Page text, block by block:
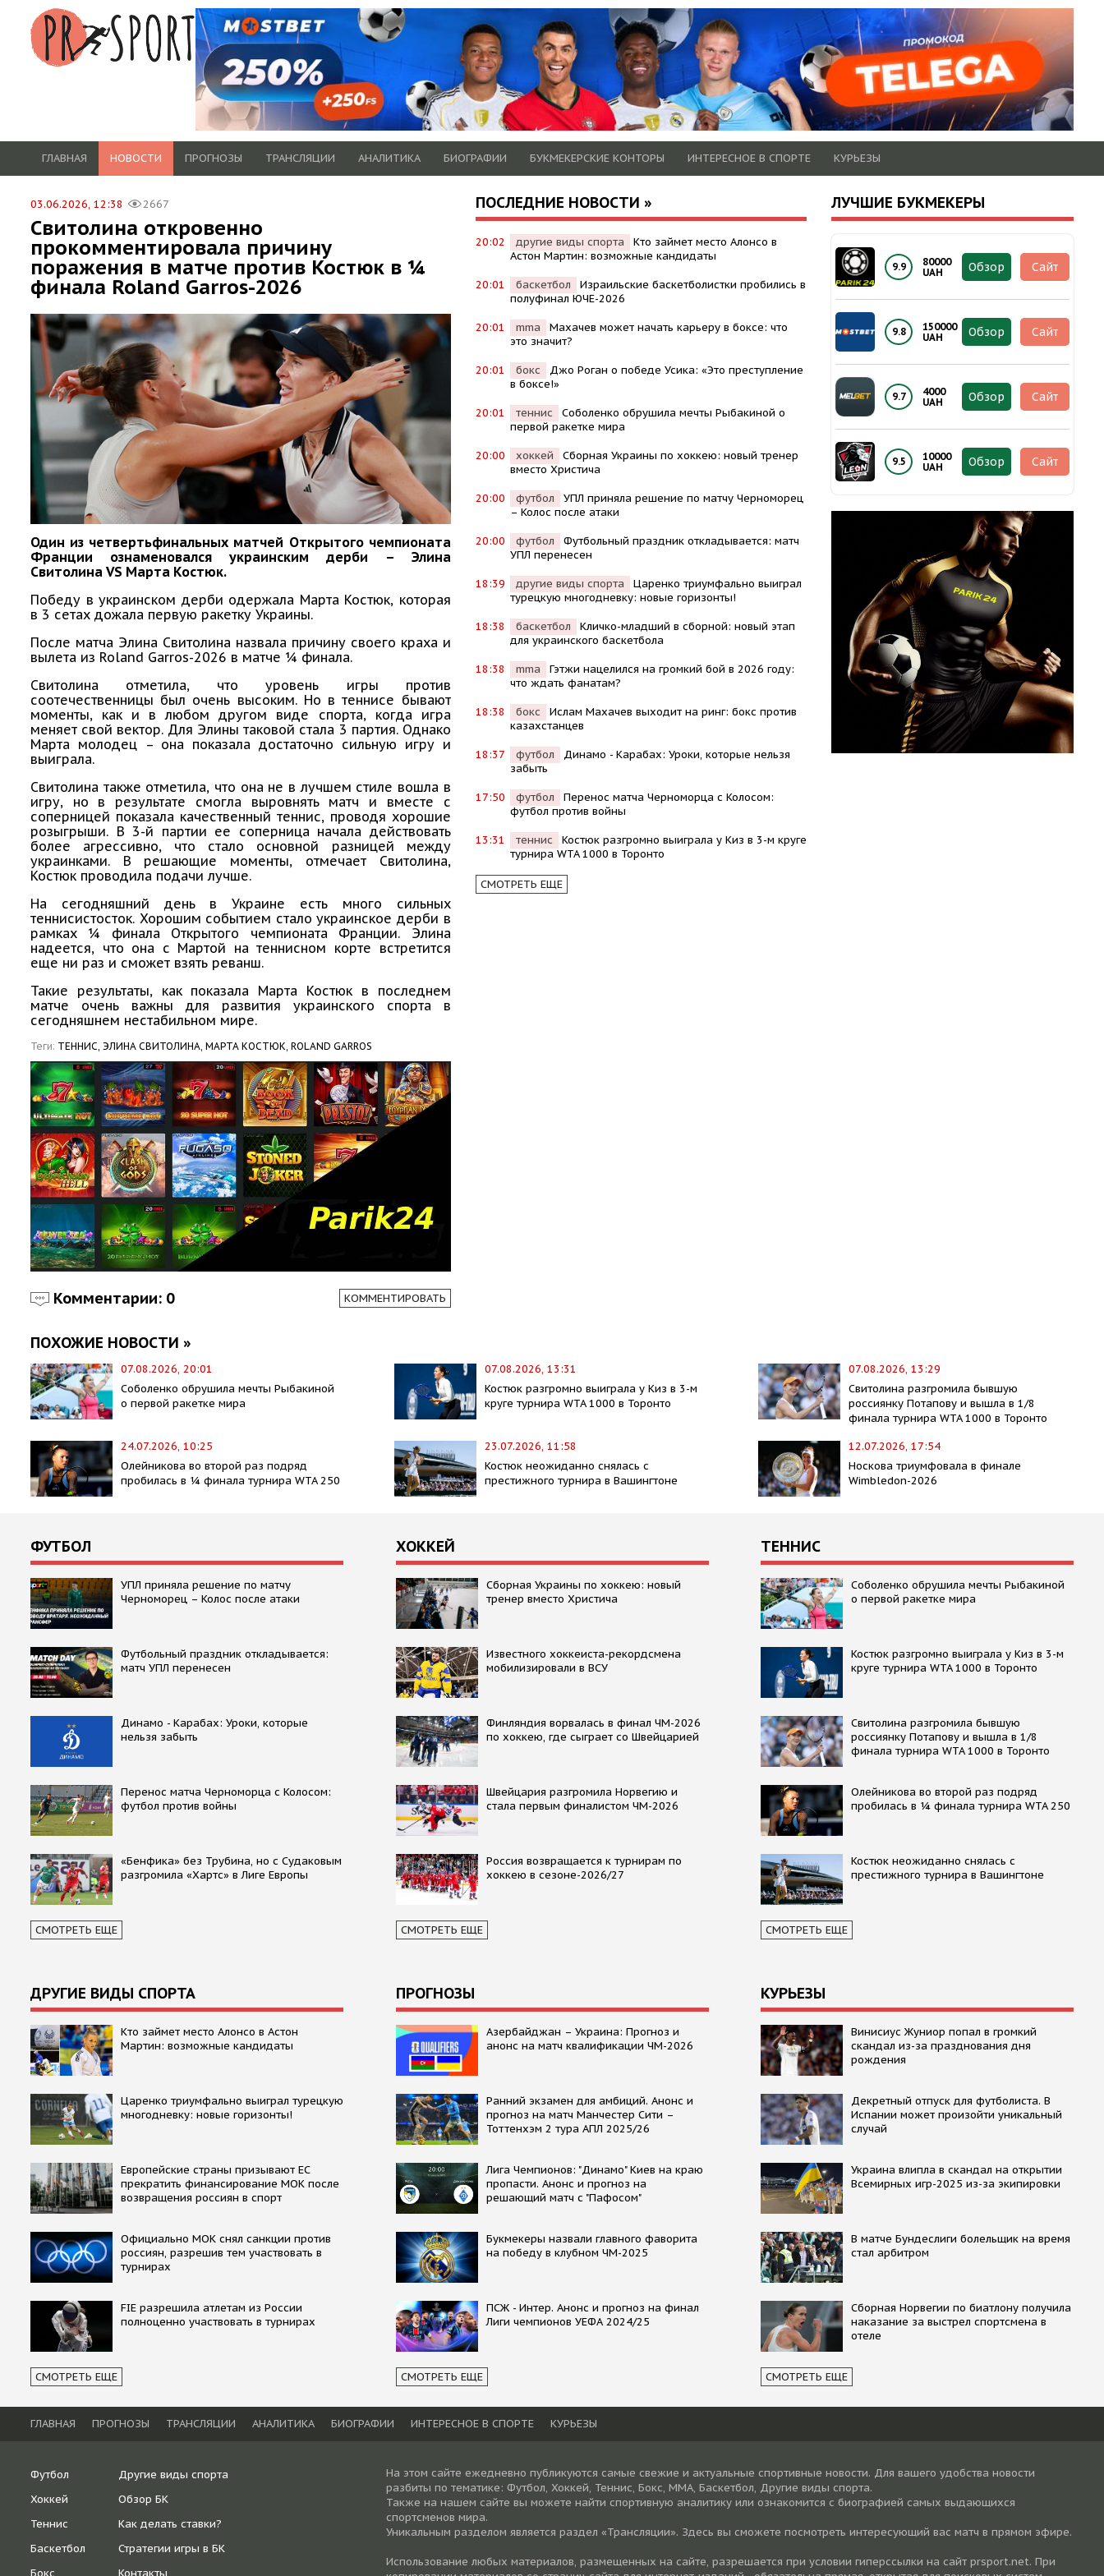
ГЛАВНАЯ НОВОСТИ ПРОГНОЗЫ ТРАНСЛЯЦИИ АНАЛИТИКА БИОГРАФИИ БУКМЕКЕРСКИЕ КОНТОРЫ ИНТЕРЕСНОЕ В СПОРТЕ КУРЬЕЗЫ
03.06.2026, 12:38 2667
Свитолина откровенно
прокомментировала причину
поражения в матче против Костюк в ¼
финала Roland Garros-2026
Один из четвертьфинальных матчей Открытого чемпионата
Франции ознаменовался украинским дерби – Элина
Свитолина VS Марта Костюк.
Победу в украинском дерби одержала Марта Костюк, которая
в 3 сетах дожала первую ракетку Украины.
После матча Элина Свитолина назвала причину своего краха и
вылета из Roland Garros-2026 в матче ¼ финала.
Свитолина отметила, что уровень игры против
соотечественницы был очень высоким. Но в теннисе бывают
моменты, как и в любом другом виде спорта, когда игра
меняет свой вектор. Для Элины таковой стала 3 партия. Однако
Марта молодец – она показала достаточно сильную игру и
выиграла.
Свитолина также отметила, что она не в лучшем стиле вошла в
игру, но в результате смогла выровнять матч и вместе с
соперницей показала качественный теннис, проводя хорошие
розыгрыши. В 3-й партии ее соперница начала действовать
более агрессивно, что стало основной разницей между
украинками. В решающие моменты, отмечает Свитолина,
Костюк проводила подачи лучше.
На сегодняшний день в Украине есть много сильных
теннисистосток. Хорошим событием стало украинское дерби в
рамках ¼ финала Открытого чемпионата Франции. Элина
надеется, что она с Мартой на теннисном корте встретится
еще ни раз и сможет взять реванш.
Такие результаты, как показала Марта Костюк в последнем
матче очень важны для развития украинского спорта в
сегодняшнем нестабильном мире.
Теги: ТЕННИС, ЭЛИНА СВИТОЛИНА, МАРТА КОСТЮК, ROLAND GARROS
Комментарии: 0 КОММЕНТИРОВАТЬ
ПОСЛЕДНИЕ НОВОСТИ »
20:02 другие виды спорта
Кто займет место Алонсо в
Астон Мартин: возможные кандидаты
20:01 баскетбол
Израильские баскетболистки пробились в
полуфинал ЮЧЕ-2026
20:01 mma
Махачев может начать карьеру в боксе: что
это значит?
20:01 бокс
Джо Роган о победе Усика: «Это преступление
в боксе!»
20:01 теннис
Соболенко обрушила мечты Рыбакиной о
первой ракетке мира
20:00 хоккей
Сборная Украины по хоккею: новый тренер
вместо Христича
20:00 футбол
УПЛ приняла решение по матчу Черноморец
– Колос после атаки
20:00 футбол
Футбольный праздник откладывается: матч
УПЛ перенесен
18:39 другие виды спорта
Царенко триумфально выиграл
турецкую многодневку: новые горизонты!
18:38 баскетбол
Кличко-младший в сборной: новый этап
для украинского баскетбола
18:38 mma
Гэтжи нацелился на громкий бой в 2026 году:
что ждать фанатам?
18:38 бокс
Ислам Махачев выходит на ринг: бокс против
казахстанцев
18:37 футбол
Динамо - Карабах: Уроки, которые нельзя
забыть
17:50 футбол
Перенос матча Черноморца с Колосом:
футбол против войны
13:31 теннис
Костюк разгромно выиграла у Киз в 3-м круге
турнира WTA 1000 в Торонто
СМОТРЕТЬ ЕЩЕ
ЛУЧШИЕ БУКМЕКЕРЫ
9.9
80000
UAH
Обзор Сайт
9.8
150000
UAH
Обзор Сайт
9.7
4000
UAH
Обзор Сайт
9.5
10000
UAH
Обзор Сайт
ПОХОЖИЕ НОВОСТИ »
07.08.2026, 20:01
Соболенко обрушила мечты Рыбакиной
о первой ракетке мира
07.08.2026, 13:31
Костюк разгромно выиграла у Киз в 3-м
круге турнира WTA 1000 в Торонто
07.08.2026, 13:29
Свитолина разгромила бывшую
россиянку Потапову и вышла в 1/8
финала турнира WTA 1000 в Торонто
24.07.2026, 10:25
Олейникова во второй раз подряд
пробилась в ¼ финала турнира WTA 250
23.07.2026, 11:58
Костюк неожиданно снялась с
престижного турнира в Вашингтоне
12.07.2026, 17:54
Носкова триумфовала в финале
Wimbledon-2026
ФУТБОЛ
УПЛ приняла решение по матчу
Черноморец – Колос после атаки
Футбольный праздник откладывается:
матч УПЛ перенесен
Динамо - Карабах: Уроки, которые
нельзя забыть
Перенос матча Черноморца с Колосом:
футбол против войны
«Бенфика» без Трубина, но с Судаковым
разгромила «Хартс» в Лиге Европы
СМОТРЕТЬ ЕЩЕ
ХОККЕЙ
Сборная Украины по хоккею: новый
тренер вместо Христича
Известного хоккеиста-рекордсмена
мобилизировали в ВСУ
Финляндия ворвалась в финал ЧМ-2026
по хоккею, где сыграет со Швейцарией
Швейцария разгромила Норвегию и
стала первым финалистом ЧМ-2026
Россия возвращается к турнирам по
хоккею в сезоне-2026/27
СМОТРЕТЬ ЕЩЕ
ТЕННИС
Соболенко обрушила мечты Рыбакиной
о первой ракетке мира
Костюк разгромно выиграла у Киз в 3-м
круге турнира WTA 1000 в Торонто
Свитолина разгромила бывшую
россиянку Потапову и вышла в 1/8
финала турнира WTA 1000 в Торонто
Олейникова во второй раз подряд
пробилась в ¼ финала турнира WTA 250
Костюк неожиданно снялась с
престижного турнира в Вашингтоне
СМОТРЕТЬ ЕЩЕ
ДРУГИЕ ВИДЫ СПОРТА
Кто займет место Алонсо в Астон
Мартин: возможные кандидаты
Царенко триумфально выиграл турецкую
многодневку: новые горизонты!
Европейские страны призывают ЕС
прекратить финансирование МОК после
возвращения россиян в спорт
Официально МОК снял санкции против
россиян, разрешив тем участвовать в
турнирах
FIE разрешила атлетам из России
полноценно участвовать в турнирах
СМОТРЕТЬ ЕЩЕ
ПРОГНОЗЫ
Азербайджан – Украина: Прогноз и
анонс на матч квалификации ЧМ-2026
Ранний экзамен для амбиций. Анонс и
прогноз на матч Манчестер Сити –
Тоттенхэм 2 тура АПЛ 2025/26
Лига Чемпионов: "Динамо" Киев на краю
пропасти. Анонс и прогноз на
решающий матч с "Пафосом"
Букмекеры назвали главного фаворита
на победу в клубном ЧМ-2025
ПСЖ - Интер. Анонс и прогноз на финал
Лиги чемпионов УЕФА 2024/25
СМОТРЕТЬ ЕЩЕ
КУРЬЕЗЫ
Винисиус Жуниор попал в громкий
скандал из-за празднования дня
рождения
Декретный отпуск для футболиста. В
Испании может произойти уникальный
случай
Украина влипла в скандал на открытии
Всемирных игр-2025 из-за экипировки
В матче Бундеслиги болельщик на время
стал арбитром
Сборная Норвегии по биатлону получила
наказание за выстрел спортсмена в
отеле
СМОТРЕТЬ ЕЩЕ
ГЛАВНАЯ ПРОГНОЗЫ ТРАНСЛЯЦИИ АНАЛИТИКА БИОГРАФИИ ИНТЕРЕСНОЕ В СПОРТЕ КУРЬЕЗЫ
Футбол
Хоккей
Теннис
Баскетбол
Бокс
Другие виды спорта
Обзор БК
Как делать ставки?
Стратегии игры в БК
Контакты
На этом сайте ежедневно публикуются самые свежие и актуальные спортивные новости. Для вашего удобства новости
разбиты по тематике: Футбол, Хоккей, Теннис, Бокс, ММА, Баскетбол, Другие виды спорта.
Также на нашем сайте вы можете найти спортивную аналитику или ознакомится с биографией самых выдающихся
спортсменов мира.
Уникальным разделом является раздел «Трансляции». Здесь вы сможете посмотреть интересующий вас матч в прямом эфире.
Использование любых материалов, размещенных на сайте, разрешается при условии гиперссылки на cайт prsport.net. При